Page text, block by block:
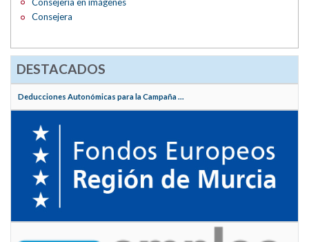
Consejera
DESTACADOS
Deducciones Autonómicas para la Campaña ...